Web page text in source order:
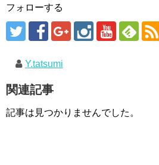
フォローする
Y.tatsumi
関連記事
記事は見つかりませんでした。